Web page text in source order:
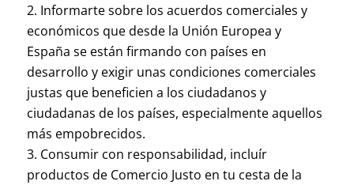
Informarte sobre los acuerdos comerciales y
económicos que desde la Unión Europea y
España se están firmando con países en
desarrollo y exigir unas condiciones comerciales
justas que beneficien a los ciudadanos y
ciudadanas de los países, especialmente aquellos
más empobrecidos.
Consumir con responsabilidad, incluír
productos de Comercio Justo en tu cesta de la